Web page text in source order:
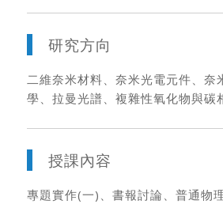
研究方向
二維奈米材料、奈米光電元件、奈
學、拉曼光譜、複雜性氧化物與碳
授課內容
專題實作(一)、書報討論、普通物